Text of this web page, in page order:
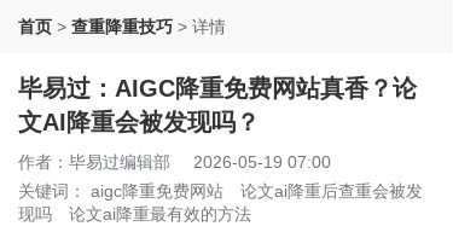
首页 > 查重降重技巧 > 详情
毕易过：AIGC降重免费网站真香？论
文AI降重会被发现吗？
作者：毕易过编辑部
2026-05-19 07:00
关键词： aigc降重免费网站
论文ai降重后查重会被发
现吗
论文ai降重最有效的方法